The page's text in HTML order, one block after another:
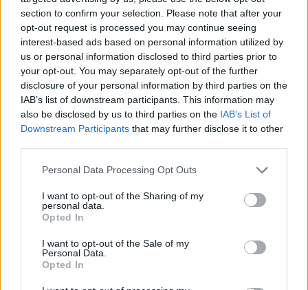
section to confirm your selection. Please note that after your
opt-out request is processed you may continue seeing
interest-based ads based on personal information utilized by
us or personal information disclosed to third parties prior to
your opt-out. You may separately opt-out of the further
disclosure of your personal information by third parties on the
IAB’s list of downstream participants. This information may
also be disclosed by us to third parties on the IAB’s List of
Downstream Participants that may further disclose it to other
Please note that this website/app uses one or more Google
not limited to your visit or usage behaviour. You may click to
grant or deny consent to Google and its third-party tags to
use your data for below specified purposes in below Google
consent section.
Personal Data Processing Opt Outs
I want to opt-out of the Sharing of my
personal data.
Opted In
I want to opt-out of the Sale of my
Personal Data.
Opted In
2026.08.05. Horváth Zsolt
Vízitraffipax a Tisza-tavon: mostantól senki sem
úszhatja meg a száguldozást
Sokáig úgy tűnt, a Tisza-tavon mindenki úgy közlekedik,
ahogy akar. A nyári szezonban azonban betelt a...